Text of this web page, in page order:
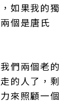
如果我的獨
個是唐氏
們兩個老的
的人了，剩
來照顧一個